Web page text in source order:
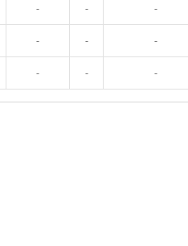
- - -
- - -
- - -